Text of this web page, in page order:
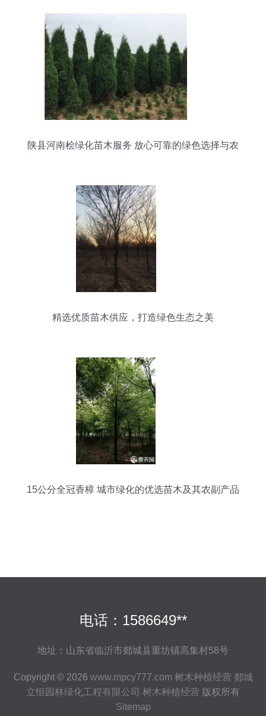
陕县河南桧绿化苗木服务 放心可靠的绿色选择与农
精选优质苗木供应，打造绿色生态之美
15公分全冠香樟 城市绿化的优选苗木及其农副产品
电话：1586649**
地址：山东省临沂市郯城县重坊镇高集村58号
Copyright © 2026 www.mpcy777.com 树木种植经营 郯城
立恒园林绿化工程有限公司 树木种植经营 版权所有
Sitemap